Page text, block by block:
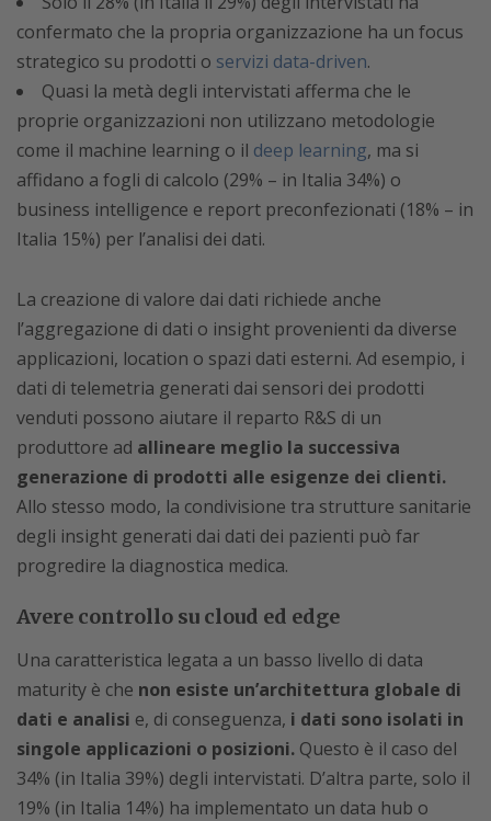
confermato che la propria organizzazione ha un focus
strategico su prodotti o servizi data-driven.
Quasi la metà degli intervistati afferma che le
proprie organizzazioni non utilizzano metodologie
come il machine learning o il deep learning, ma si
affidano a fogli di calcolo (29% – in Italia 34%) o
business intelligence e report preconfezionati (18% – in
Italia 15%) per l’analisi dei dati.
La creazione di valore dai dati richiede anche
l’aggregazione di dati o insight provenienti da diverse
applicazioni, location o spazi dati esterni. Ad esempio, i
dati di telemetria generati dai sensori dei prodotti
venduti possono aiutare il reparto R&S di un
produttore ad allineare meglio la successiva
generazione di prodotti alle esigenze dei clienti.
Allo stesso modo, la condivisione tra strutture sanitarie
degli insight generati dai dati dei pazienti può far
progredire la diagnostica medica.
Avere controllo su cloud ed edge
Una caratteristica legata a un basso livello di data
maturity è che non esiste un’architettura globale di
dati e analisi e, di conseguenza, i dati sono isolati in
singole applicazioni o posizioni. Questo è il caso del
34% (in Italia 39%) degli intervistati. D’altra parte, solo il
19% (in Italia 14%) ha implementato un data hub o